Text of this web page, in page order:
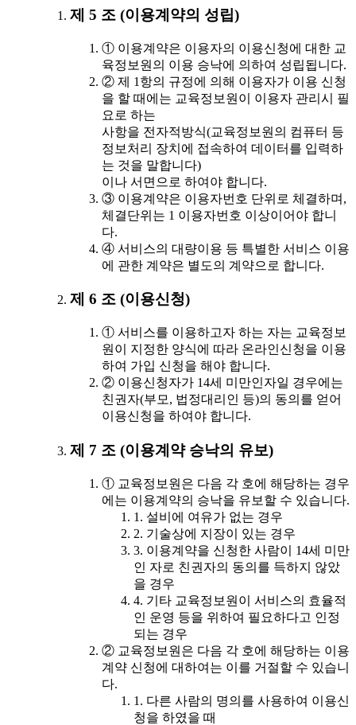
제 5 조 (이용계약의 성립)
① 이용계약은 이용자의 이용신청에 대한 교
육정보원의 이용 승낙에 의하여 성립됩니다.
② 제 1항의 규정에 의해 이용자가 이용 신청
을 할 때에는 교육정보원이 이용자 관리시 필
요로 하는
사항을 전자적방식(교육정보원의 컴퓨터 등
정보처리 장치에 접속하여 데이터를 입력하
는 것을 말합니다)
이나 서면으로 하여야 합니다.
③ 이용계약은 이용자번호 단위로 체결하며,
체결단위는 1 이용자번호 이상이어야 합니
다.
④ 서비스의 대량이용 등 특별한 서비스 이용
에 관한 계약은 별도의 계약으로 합니다.
제 6 조 (이용신청)
① 서비스를 이용하고자 하는 자는 교육정보
원이 지정한 양식에 따라 온라인신청을 이용
하여 가입 신청을 해야 합니다.
② 이용신청자가 14세 미만인자일 경우에는
친권자(부모, 법정대리인 등)의 동의를 얻어
이용신청을 하여야 합니다.
제 7 조 (이용계약 승낙의 유보)
① 교육정보원은 다음 각 호에 해당하는 경우
에는 이용계약의 승낙을 유보할 수 있습니다.
1. 설비에 여유가 없는 경우
2. 기술상에 지장이 있는 경우
3. 이용계약을 신청한 사람이 14세 미만
인 자로 친권자의 동의를 득하지 않았
을 경우
4. 기타 교육정보원이 서비스의 효율적
인 운영 등을 위하여 필요하다고 인정
되는 경우
② 교육정보원은 다음 각 호에 해당하는 이용
계약 신청에 대하여는 이를 거절할 수 있습니
다.
1. 다른 사람의 명의를 사용하여 이용신
청을 하였을 때